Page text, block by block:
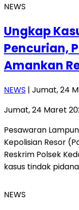
NEWS
Ungkap
Pencurian,
Amankan
NEWS | Jumat, 24
Jumat, 24 Maret
Pesawaran
Kepolisian Resor
Reskrim Polsek
kasus tindak
NEWS